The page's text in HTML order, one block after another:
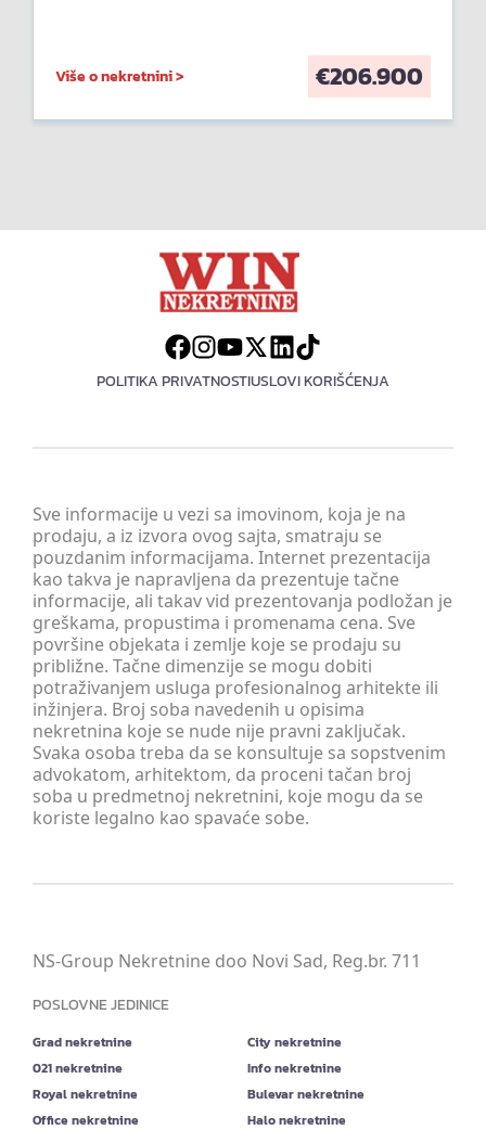
Više o nekretnini > €206.900
POLITIKA PRIVATNOSTIUSLOVI KORIŠĆENJA
Sve informacije u vezi sa imovinom, koja je na
prodaju, a iz izvora ovog sajta, smatraju se
pouzdanim informacijama. Internet prezentacija
kao takva je napravljena da prezentuje tačne
informacije, ali takav vid prezentovanja podložan je
greškama, propustima i promenama cena. Sve
površine objekata i zemlje koje se prodaju su
približne. Tačne dimenzije se mogu dobiti
potraživanjem usluga profesionalnog arhitekte ili
inžinjera. Broj soba navedenih u opisima
nekretnina koje se nude nije pravni zaključak.
Svaka osoba treba da se konsultuje sa sopstvenim
advokatom, arhitektom, da proceni tačan broj
soba u predmetnoj nekretnini, koje mogu da se
koriste legalno kao spavaće sobe.
NS-Group Nekretnine doo Novi Sad, Reg.br. 711
POSLOVNE JEDINICE
Grad nekretnine
City nekretnine
021 nekretnine
Info nekretnine
Royal nekretnine
Bulevar nekretnine
Office nekretnine
Halo nekretnine